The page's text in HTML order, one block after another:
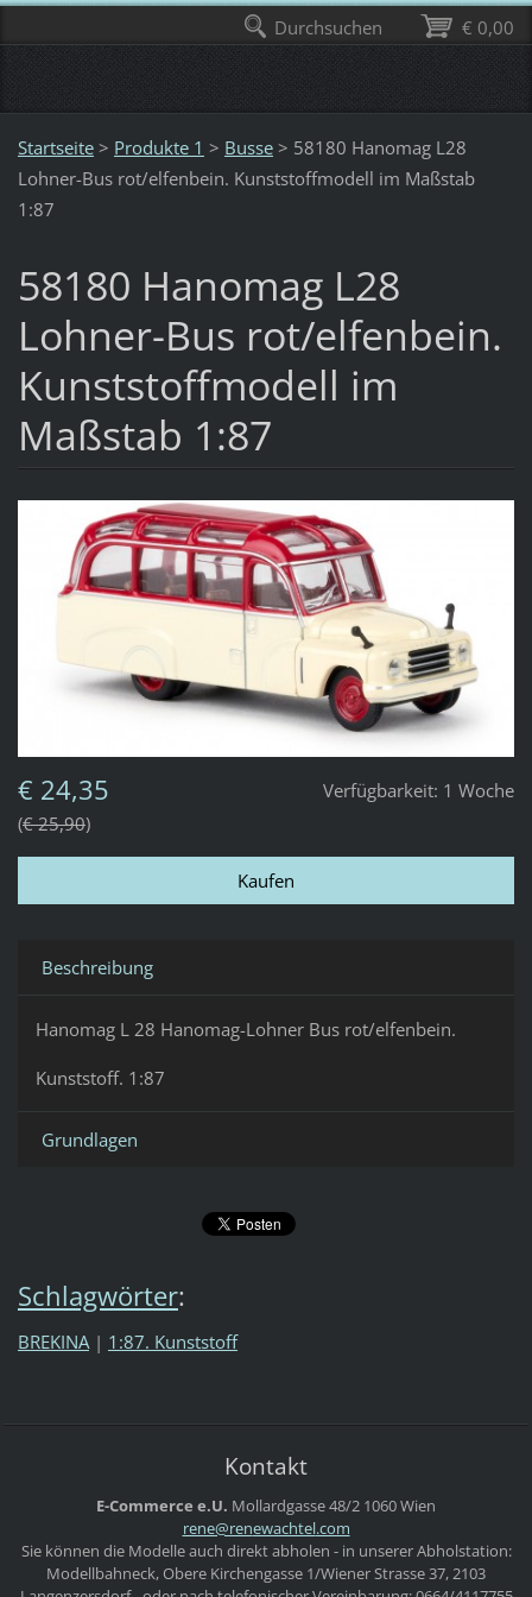
Startseite > Produkte 1 > Busse > 58180 Hanomag L28
Lohner-Bus rot/elfenbein. Kunststoffmodell im Maßstab
1:87
58180 Hanomag L28
Lohner-Bus rot/elfenbein.
Kunststoffmodell im
Maßstab 1:87
Verfügbarkeit: 1 Woche
€ 24,35
€ 25,90
Beschreibung
Hanomag L 28 Hanomag-Lohner Bus rot/elfenbein.
Kunststoff. 1:87
Grundlagen
Schlagwörter:
BREKINA | 1:87. Kunststoff
Kontakt
E-Commerce e.U. Mollardgasse 48/2 1060 Wien
rene@renewachtel.com
Sie können die Modelle auch direkt abholen - in unserer Abholstation:
Modellbahneck, Obere Kirchengasse 1/Wiener Strasse 37, 2103
€ 0,00
Durchsuchen